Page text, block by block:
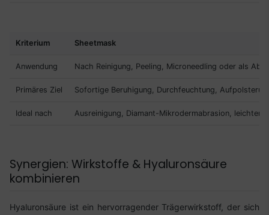
Kriterium Sheetmask
Anwendung Nach Reinigung, Peeling, Microneedling oder als
Primäres Ziel Sofortige Beruhigung, Durchfeuchtung,
Ideal nach Ausreinigung, Diamant-Mikrodermabrasion, leichten
Synergien: Wirkstoffe & Hyaluronsäure
kombinieren
Hyaluronsäure ist ein hervorragender Trägerwirkstoff, der sich